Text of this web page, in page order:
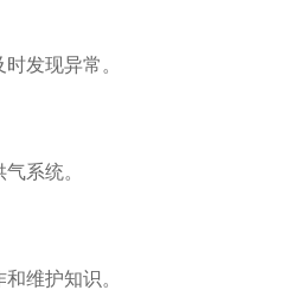
发现异常。
系统。
维护知识。